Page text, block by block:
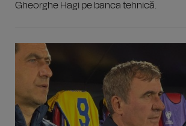
Gheorghe Hagi pe banca tehnică.